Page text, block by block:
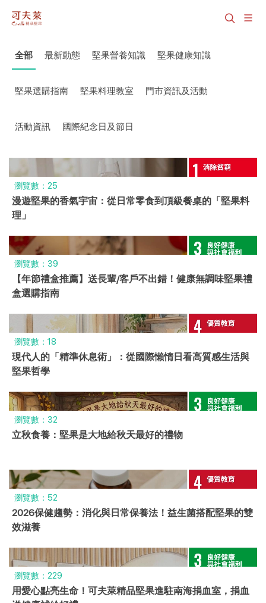
全部 最新動態 堅果營養知識 堅果健康知識
堅果選購指南 堅果料理教室 門市資訊及活動
活動資訊 國際紀念日及節日
瀏覽數：25
漫遊堅果的香氣宇宙：從日常零食到頂級餐桌的「堅果料
理」
瀏覽數：39
【年節禮盒推薦】送長輩/客戶不出錯！健康無調味堅果禮
盒選購指南
瀏覽數：18
現代人的「精準休息術」：從國際懶惰日看高質感生活與
堅果哲學
瀏覽數：32
立秋食養：堅果是大地給秋天最好的禮物
瀏覽數：52
2026保健趨勢：消化與日常保養法！益生菌搭配堅果的雙
效滋養
瀏覽數：229
用愛心點亮生命！可夫萊精品堅果進駐南海捐血室，捐血